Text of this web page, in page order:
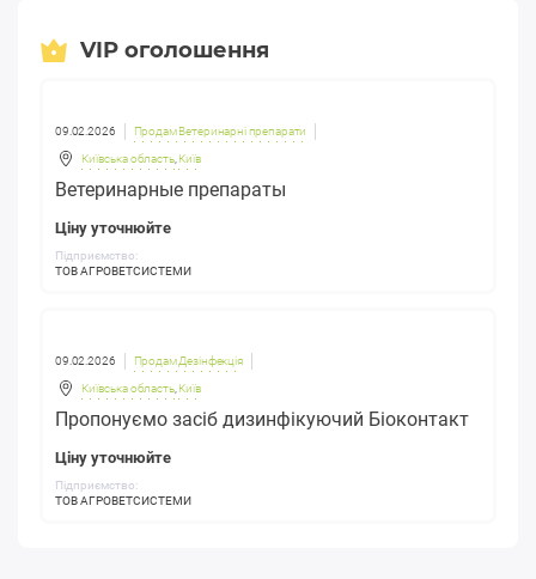
VIP оголошення
09.02.2026 Продам Ветеринарні препарати
Київська область, Київ
Ветеринарные препараты
Ціну уточнюйте
Підприємство:
ТОВ АГРОВЕТСИСТЕМИ
09.02.2026 Продам Дезінфекція
Київська область, Київ
Пропонуємо засіб дизинфікуючий Біоконтакт
Ціну уточнюйте
Підприємство:
ТОВ АГРОВЕТСИСТЕМИ